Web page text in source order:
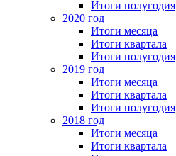
Итоги полугодия
2020 год
Итоги месяца
Итоги квартала
Итоги полугодия
2019 год
Итоги месяца
Итоги квартала
Итоги полугодия
2018 год
Итоги месяца
Итоги квартала